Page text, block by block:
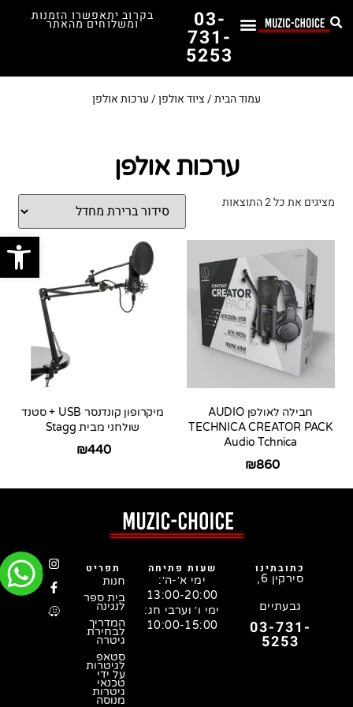
03-
731-
5253
בקרוב יתאפשרו הזמנות
ומשלוחים מהאתר
עמוד הבית/ציוד אולפן/ ערכות אולפן
ערכות אולפן
מציגים את כל ⁦2⁩ התוצאות
חבילה לאולפן AUDIO
TECHNICA CREATOR PACK
Audio Tchnica
₪860
מיקרופון קונדנסר USB + סטנד
שולחני מבית Stagg
₪440
כתובתינו
סירקין 6,
גבעתיים
03-731-
5253
שעות פתיחה
ימי א׳-ה׳:
13:00-20:00
ימי ו׳ וערבי חג:
10:00-15:00
תפריט
חנות
בית ספר
לנגינה
המדריך
לבחירת
גיטרה
סטאפ
לגיטרות
על ידי
טכנאי
גיטרות
מנוסה
פתח